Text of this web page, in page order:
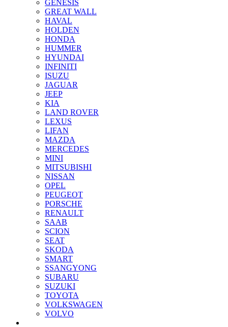
GENESIS
GREAT WALL
HAVAL
HOLDEN
HONDA
HUMMER
HYUNDAI
INFINITI
ISUZU
JAGUAR
JEEP
KIA
LAND ROVER
LEXUS
LIFAN
MAZDA
MERCEDES
MINI
MITSUBISHI
NISSAN
OPEL
PEUGEOT
PORSCHE
RENAULT
SAAB
SCION
SEAT
SKODA
SMART
SSANGYONG
SUBARU
SUZUKI
TOYOTA
VOLKSWAGEN
VOLVO